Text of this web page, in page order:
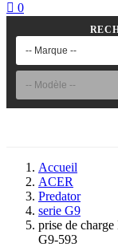
 0
Accueil
ACER
Predator
serie G9
prise de
G9-593